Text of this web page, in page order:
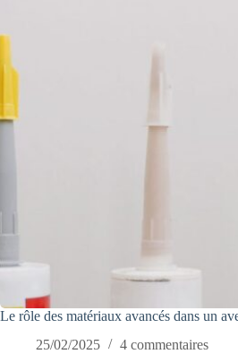
Le rôle des matériaux avancés dans un
25/02/2025
4 commentaires